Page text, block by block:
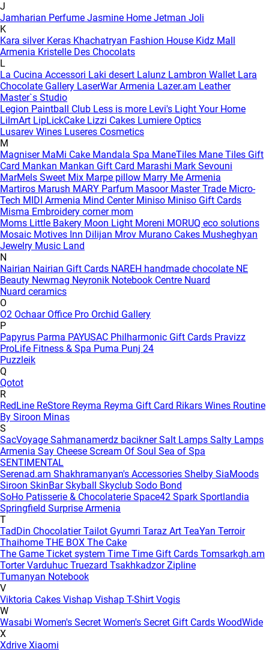
J
Jamharian Perfume Jasmine Home Jetman Joli
K
Kara silver Keras Khachatryan Fashion House Kidz Mall
Armenia Kristelle Des Chocolats
L
La Cucina Accessori Laki desert Lalunz Lambron Wallet Lara
Chocolate Gallery LaserWar Armenia Lazer.am Leather
Master`s Studio
Legion Paintball Club Less is more Levi's Light Your Home
LilmArt LipLickCake Lizzi Cakes Lumiere Optics
Lusarev Wines Luseres Cosmetics
M
Magniser MaMi Cake Mandala Spa ManeTiles Mane Tiles Gift
Card Mankan Mankan Gift Card Marashi Mark Sevouni
MarMels Sweet Mix Marpe pillow Marry Me Armenia
Martiros Marush MARY Parfum Masoor Master Trade Micro-
Tech MIDI Armenia Mind Center Miniso Miniso Gift Cards
Misma Embroidery corner mom
Moms Little Bakery Moon Light Moreni MORUQ eco solutions
Mosaic Motives Inn Dilijan Mrov Murano Cakes Musheghyan
Jewelry Music Land
N
Nairian Nairian Gift Cards NAREH handmade chocolate NE
Beauty Newmag Neyronik Notebook Centre Nuard
Nuard ceramics
O
O2 Ochaar Office Pro Orchid Gallery
P
Papyrus Parma PAYUSAC Philharmonic Gift Cards Pravizz
ProLife Fitness & Spa Puma Punj 24
Puzzleik
Q
Qotot
R
RedLine ReStore Reyma Reyma Gift Card Rikars Wines Routine
By Siroon Minas
S
SacVoyage Sahmanamerdz baciknerSalt Lamps Salty Lamps
Armenia Say Cheese Scream Of Soul Sea of Spa
SENTIMENTAL
Serenad.am Shakhramanyan's Accessories Shelby SiaMoods
Siroon SkinBarSkyball Skyclub Sodo Bond
SoHo Patisserie & Chocolaterie Space42 Spark Sportlandia
Springfield Surprise Armenia
T
TadDin ChocolatierTailot Gyumri Taraz Art TeaYan Terroir
Thaihome THE BOX The Cake
The Game Ticket system Time Time Gift Cards Tomsarkgh.am
Torter Varduhuc Truezard Tsakhkadzor Zipline
Tumanyan Notebook
V
Viktoria Cakes Vishap Vishap T-Shirt Vogis
W
Wasabi Women's Secret Women's Secret Gift Cards WoodWide
X
Xdrive Xiaomi